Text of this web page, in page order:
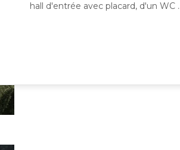
hall d'entrée avec placard, d'un WC